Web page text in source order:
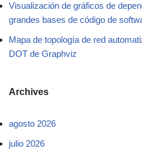
Visualización de gráficos de
grandes bases de código de
Mapa de topología de red
DOT de Graphviz
Archives
agosto 2026
julio 2026